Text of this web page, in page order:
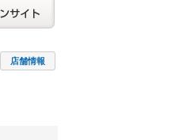
店舗情報